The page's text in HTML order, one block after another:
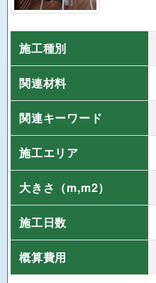
施工種別
関連材料
関連キーワード
施工エリア
大きさ （m,m2）
施工日数
概算費用